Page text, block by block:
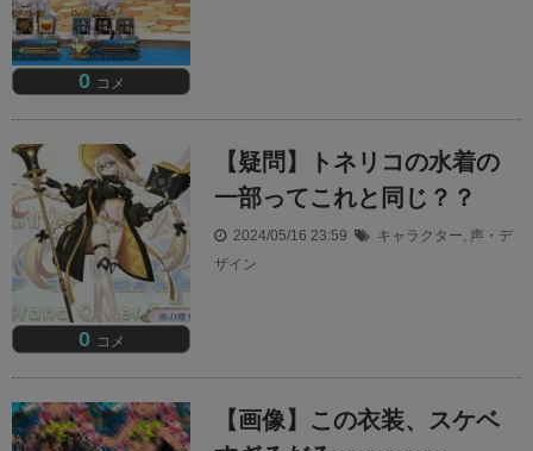
0 コメ
0 コメ
【疑問】トネリコの水着の
一部ってこれと同じ？？
2024/05/16 23:59 キャラクター, 声・デ
ザイン
【画像】この衣装、スケベ